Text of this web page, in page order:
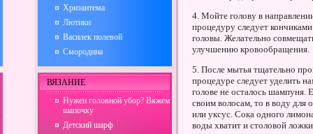
4. Мойте голову в
процедуру следует
головы. Желательно
улучшению кровообращения.
5. После мытья тщательно
процедуре следует уделить
голове не осталось шампуня.
своим волосам, то в воду для
или уксус. Сока одного
воды хватит и столовой
Хризантема
Лютики
Василек полевой
Смородина
ВЯЗАНИЕ
Нужен головной убор? Вяжем
шапочку
Детский шарф